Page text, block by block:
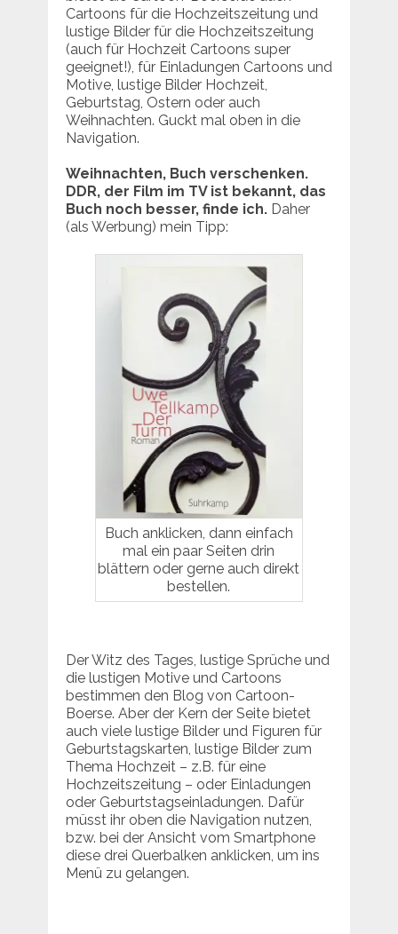
Cartoons für die Hochzeitszeitung und
lustige Bilder für die Hochzeitszeitung
(auch für Hochzeit Cartoons super
geeignet!), für Einladungen Cartoons und
Motive, lustige Bilder Hochzeit,
Geburtstag, Ostern oder auch
Weihnachten. Guckt mal oben in die
Navigation.
Weihnachten, Buch verschenken.
DDR, der Film im TV ist bekannt, das
Buch noch besser, finde ich.Daher
(als Werbung) mein Tipp:
Buch anklicken, dann einfach
mal ein paar Seiten drin
blättern oder gerne auch direkt
bestellen.
Der Witz des Tages, lustige Sprüche und
die lustigen Motive und Cartoons
bestimmen den Blog von Cartoon-
Boerse. Aber der Kern der Seite bietet
auch viele lustige Bilder und Figuren für
Geburtstagskarten, lustige Bilder zum
Thema Hochzeit – z.B. für eine
Hochzeitszeitung – oder Einladungen
oder Geburtstagseinladungen. Dafür
müsst ihr oben die Navigation nutzen,
bzw. bei der Ansicht vom Smartphone
diese drei Querbalken anklicken, um ins
Menü zu gelangen.